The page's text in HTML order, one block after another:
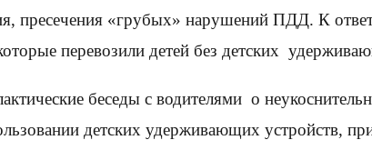
пресечения «грубых» нарушений ПДД. К
перевозили детей без детских
беседы с водителями о
детских удерживающих устройств,